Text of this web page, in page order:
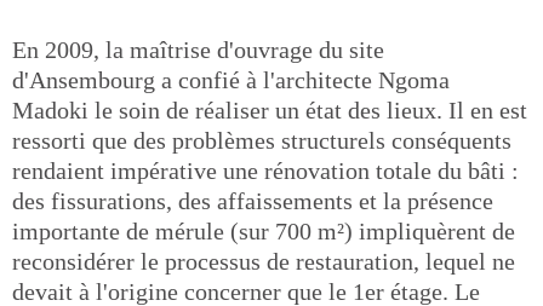
En 2009, la maîtrise d'ouvrage du site
d'Ansembourg a confié à l'architecte Ngoma
Madoki le soin de réaliser un état des lieux. Il en est
ressorti que des problèmes structurels conséquents
rendaient impérative une rénovation totale du bâti :
des fissurations, des affaissements et la présence
importante de mérule (sur 700 m²) impliquèrent de
reconsidérer le processus de restauration, lequel ne
devait à l'origine concerner que le 1er étage. Le